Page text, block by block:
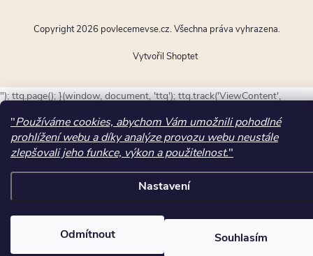
"Používáme cookies, abychom Vám umožnili pohodlné
prohlížení webu a díky analýze provozu webu neustále
zlepšovali jeho funkce, výkon a použitelnost."
Nastavení
Odmítnout Souhlasím
Vytvořil Shoptet
Copyright 2026 povlecemevse.cz. Všechna práva vyhrazena.
"); ttq.page(); }(window, document, 'ttq'); ttq.track('ViewContent',
set 4421","content_id":28498,"content_category":"N\u00e1bytek \/
Pokoj a j\u00eddelna \/ J\u00eddeln\u00ed